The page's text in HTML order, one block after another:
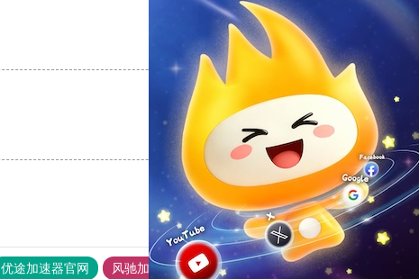
支持[0] 反对
支持[0] 反对[0]
优途加速器官网 风驰加速器 旋风加速器